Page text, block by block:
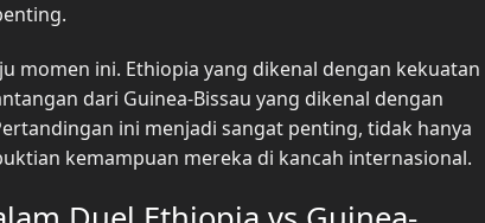
momen ini. Ethiopia yang dikenal dengan kekuatan
dari Guinea-Bissau yang dikenal dengan
ini menjadi sangat penting, tidak hanya
kemampuan mereka di kancah internasional.